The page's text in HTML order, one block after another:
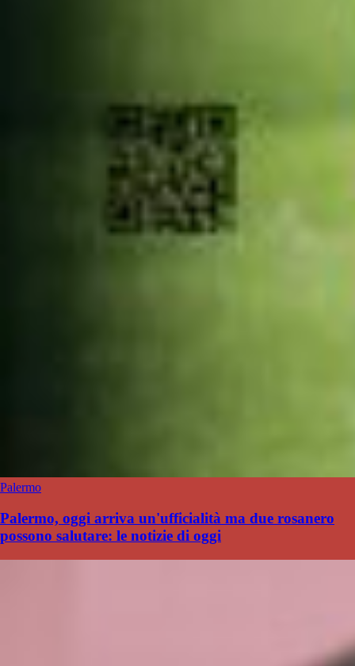
Palermo
Palermo, oggi arriva un'ufficialità ma due rosanero
possono salutare: le notizie di oggi